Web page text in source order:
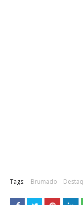
Tags: Brumado